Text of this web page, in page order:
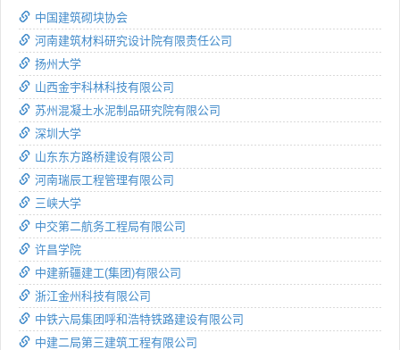
中国建筑砌块协会
河南建筑材料研究设计院有限责任公司
扬州大学
山西金宇科林科技有限公司
苏州混凝土水泥制品研究院有限公司
深圳大学
山东东方路桥建设有限公司
河南瑞辰工程管理有限公司
三峡大学
中交第二航务工程局有限公司
许昌学院
中建新疆建工(集团)有限公司
浙江金州科技有限公司
中铁六局集团呼和浩特铁路建设有限公司
中建二局第三建筑工程有限公司